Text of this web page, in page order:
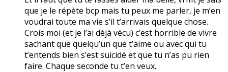
que je le répète bcp mais tu peux me parler, je m’en
voudrai toute ma vie s’il t’arrivais quelque chose.
Crois moi (et je l’ai déjà vécu) c’est horrible de vivre
sachant que quelqu’un que t’aime ou avec qui tu
t’entends bien s’est suicidé et que tu n’as pu rien
faire. Chaque seconde tu t’en veux..